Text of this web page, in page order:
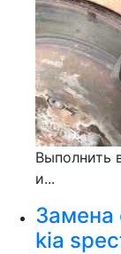
Выполнить
и...
Замена
kia